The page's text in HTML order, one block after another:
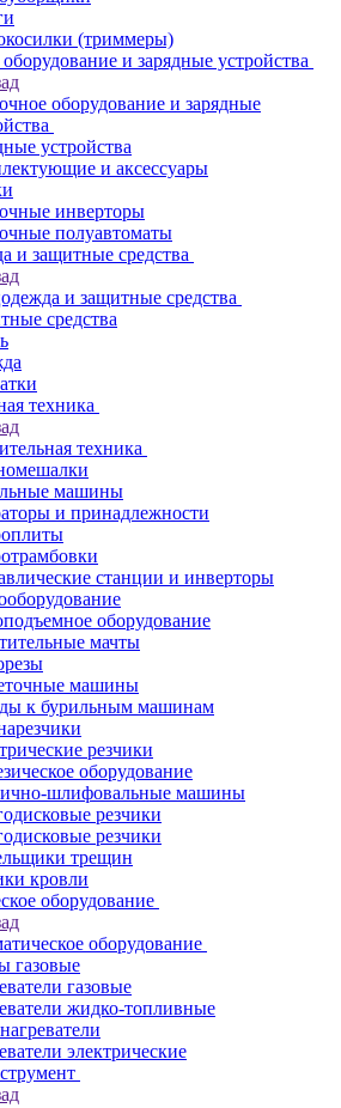
(триммеры)
и зарядные устройства
оборудование и зарядные
устройства
и аксессуары
инверторы
полуавтоматы
и защитные средства
и защитные средства
средства
техника
техника
машины
и принадлежности
станции и инверторы
оборудование
мачты
машины
к бурильным машинам
резчики
оборудование
шлифовальные машины
резчики
резчики
трещин
кровли
оборудование
оборудование
газовые
газовые
жидко-топливные
электрические